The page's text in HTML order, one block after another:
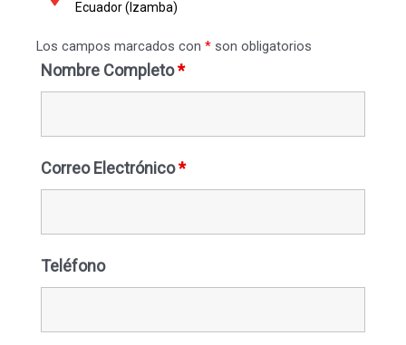
Ecuador (Izamba)​
Los campos marcados con * son obligatorios
Nombre Completo*
Correo Electrónico*
Teléfono